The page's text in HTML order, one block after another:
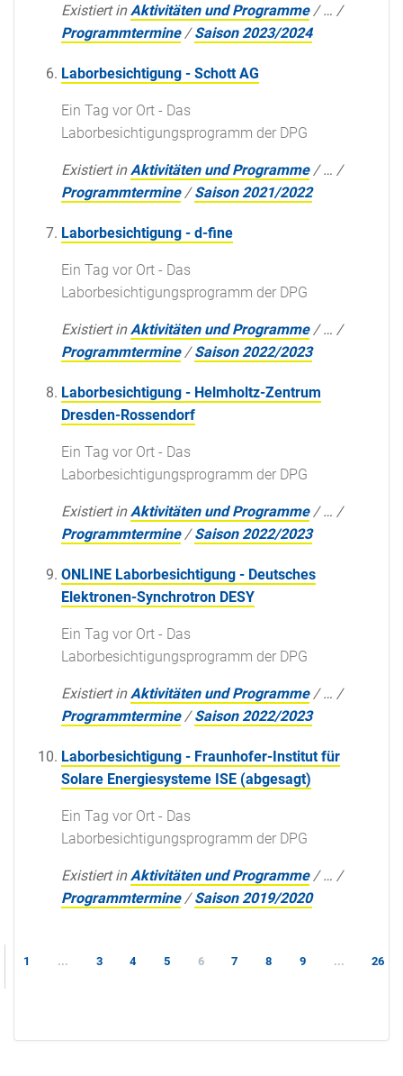
Existiert in Aktivitäten und Programme /… /
Programmtermine /Saison 2023/2024
Laborbesichtigung - Schott AG
Ein Tag vor Ort - Das
Laborbesichtigungsprogramm der DPG
Existiert in Aktivitäten und Programme /… /
Programmtermine /Saison 2021/2022
Laborbesichtigung - d-fine
Ein Tag vor Ort - Das
Laborbesichtigungsprogramm der DPG
Existiert in Aktivitäten und Programme /… /
Programmtermine /Saison 2022/2023
Laborbesichtigung - Helmholtz-Zentrum
Dresden-Rossendorf
Ein Tag vor Ort - Das
Laborbesichtigungsprogramm der DPG
Existiert in Aktivitäten und Programme /… /
Programmtermine /Saison 2022/2023
ONLINE Laborbesichtigung - Deutsches
Elektronen-Synchrotron DESY
Ein Tag vor Ort - Das
Laborbesichtigungsprogramm der DPG
Existiert in Aktivitäten und Programme /… /
Programmtermine /Saison 2022/2023
Laborbesichtigung - Fraunhofer-Institut für
Solare Energiesysteme ISE (abgesagt)
Ein Tag vor Ort - Das
Laborbesichtigungsprogramm der DPG
Existiert in Aktivitäten und Programme /… /
Programmtermine /Saison 2019/2020
1 ... 3 4 5 6 7 8 9 ... 26